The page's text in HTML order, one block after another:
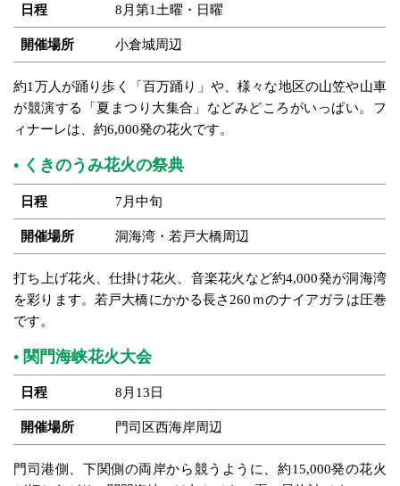
日程 8月第1土曜・日曜
開催場所 小倉城周辺
約1万人が踊り歩く「百万踊り」や、様々な地区の山笠や山車
が競演する「夏まつり大集合」などみどころがいっぱい。フ
ィナーレは、約6,000発の花火です。
くきのうみ花火の祭典
日程 7月中旬
開催場所 洞海湾・若戸大橋周辺
打ち上げ花火、仕掛け花火、音楽花火など約4,000発が洞海湾
を彩ります。若戸大橋にかかる長さ260ｍのナイアガラは圧巻
です。
関門海峡花火大会
日程 8月13日
開催場所 門司区西海岸周辺
門司港側、下関側の両岸から競うように、約15,000発の花火